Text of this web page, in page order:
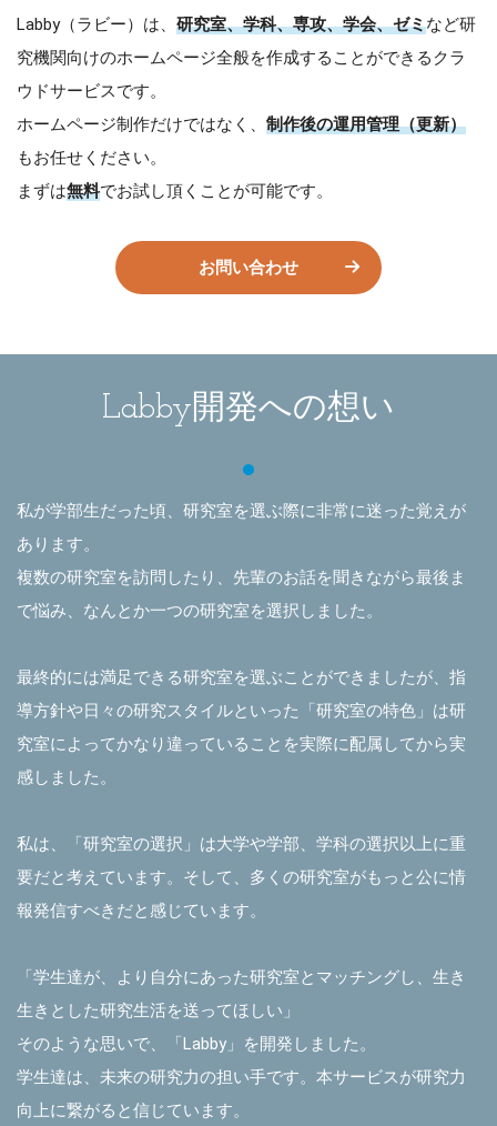
Labby（ラビー）は、 研究室、学科、専攻、学会、ゼミなど研
究機関向けのホームページ全般を作成することができるクラ
ウドサービスです。
ホームページ制作だけではなく、 制作後の運用管理（更新）
もお任せください。
まずは無料でお試し頂くことが可能です。
お問い合わせ
Labby開発への想い
私が学部生だった頃、研究室を選ぶ際に非常に迷った覚えが
あります。
複数の研究室を訪問したり、先輩のお話を聞きながら最後ま
で悩み、なんとか一つの研究室を選択しました。
最終的には満足できる研究室を選ぶことができましたが、指
導方針や日々の研究スタイルといった「研究室の特色」は研
究室によってかなり違っていることを実際に配属してから実
感しました。
私は、「研究室の選択」は大学や学部、学科の選択以上に重
要だと考えています。そして、多くの研究室がもっと公に情
報発信すべきだと感じています。
「学生達が、より自分にあった研究室とマッチングし、生き
生きとした研究生活を送ってほしい」
そのような思いで、「Labby」を開発しました。
学生達は、未来の研究力の担い手です。本サービスが研究力
向上に繋がると信じています。